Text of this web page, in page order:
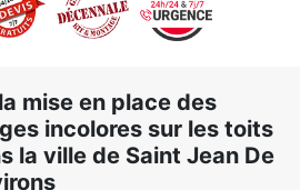
mise en place des
incolores sur les toits
la ville de Saint Jean De